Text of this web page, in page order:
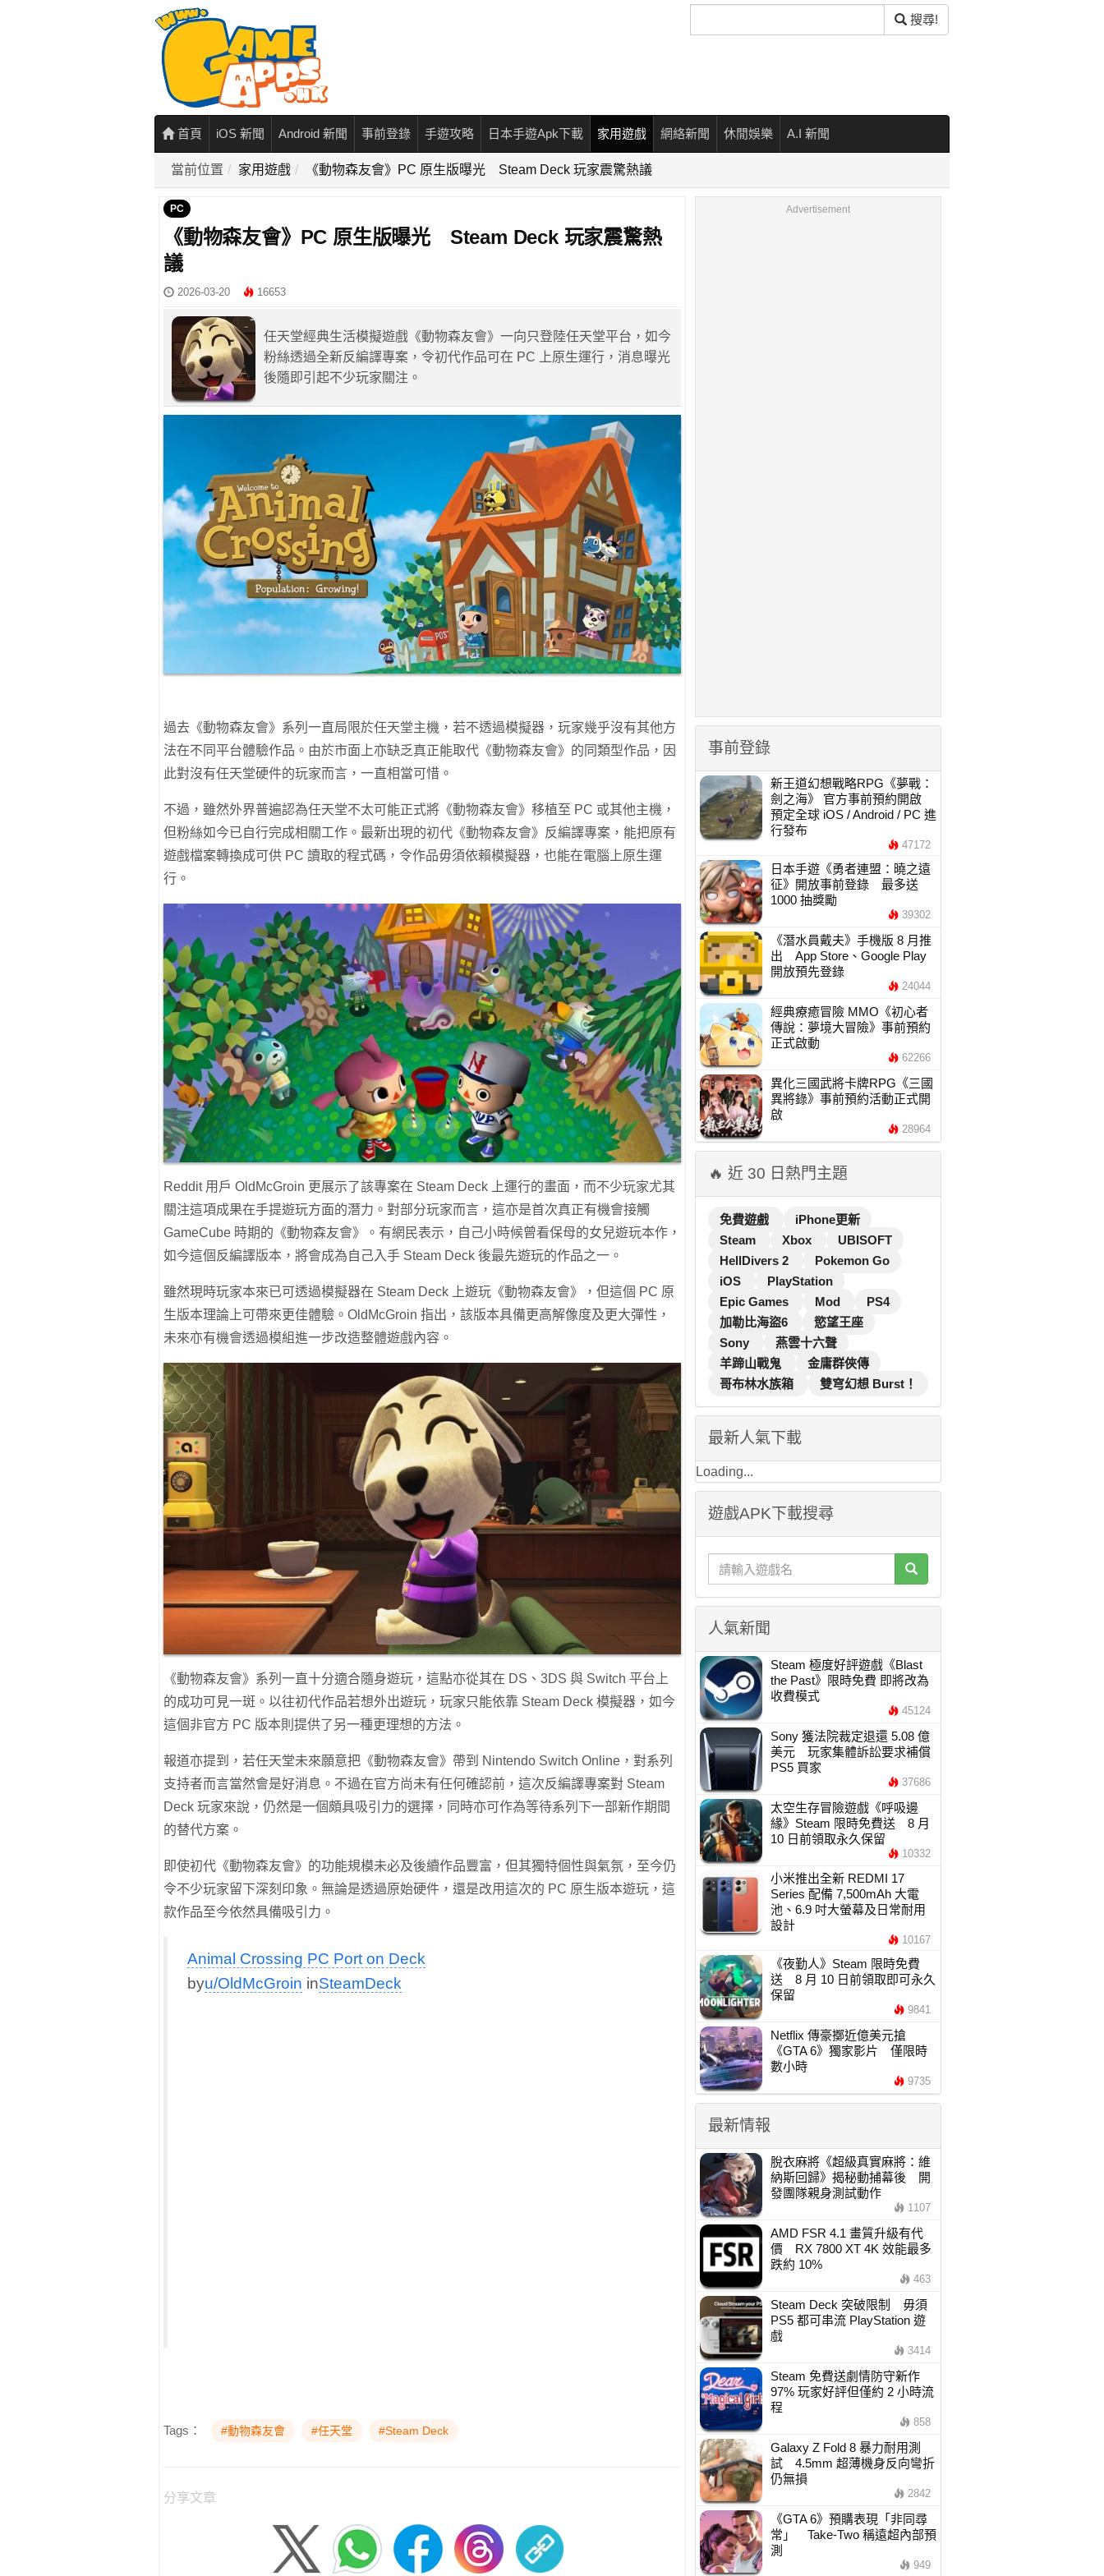
尋
搜尋!
首頁 iOS 新聞 Android 新聞 事前登錄 手遊攻略 日本手遊Apk下載 家用遊戲 網絡新聞 休閒娛樂 A.I 新聞
當前位置 家用遊戲 《動物森友會》PC 原生版曝光 Steam Deck 玩家震驚熱議
PC
《動物森友會》PC 原生版曝光 Steam Deck 玩家震驚熱
議
2026-03-20 16653
任天堂經典生活模擬遊戲《動物森友會》一向只登陸任天堂平台，如今
粉絲透過全新反編譯專案，令初代作品可在 PC 上原生運行，消息曝光
後隨即引起不少玩家關注。
過去《動物森友會》系列一直局限於任天堂主機，若不透過模擬器，玩家幾乎沒有其他方
法在不同平台體驗作品。由於市面上亦缺乏真正能取代《動物森友會》的同類型作品，因
此對沒有任天堂硬件的玩家而言，一直相當可惜。
不過，雖然外界普遍認為任天堂不太可能正式將《動物森友會》移植至 PC 或其他主機，
但粉絲如今已自行完成相關工作。最新出現的初代《動物森友會》反編譯專案，能把原有
遊戲檔案轉換成可供 PC 讀取的程式碼，令作品毋須依賴模擬器，也能在電腦上原生運
行。
Reddit 用戶 OldMcGroin 更展示了該專案在 Steam Deck 上運行的畫面，而不少玩家尤其
關注這項成果在手提遊玩方面的潛力。對部分玩家而言，這亦是首次真正有機會接觸
GameCube 時期的《動物森友會》。有網民表示，自己小時候曾看保母的女兒遊玩本作，
如今這個反編譯版本，將會成為自己入手 Steam Deck 後最先遊玩的作品之一。
雖然現時玩家本來已可透過模擬器在 Steam Deck 上遊玩《動物森友會》，但這個 PC 原
生版本理論上可帶來更佳體驗。OldMcGroin 指出，該版本具備更高解像度及更大彈性，
未來亦有機會透過模組進一步改造整體遊戲內容。
《動物森友會》系列一直十分適合隨身遊玩，這點亦從其在 DS、3DS 與 Switch 平台上
的成功可見一斑。以往初代作品若想外出遊玩，玩家只能依靠 Steam Deck 模擬器，如今
這個非官方 PC 版本則提供了另一種更理想的方法。
報道亦提到，若任天堂未來願意把《動物森友會》帶到 Nintendo Switch Online，對系列
支持者而言當然會是好消息。不過在官方尚未有任何確認前，這次反編譯專案對 Steam
Deck 玩家來說，仍然是一個頗具吸引力的選擇，同時亦可作為等待系列下一部新作期間
的替代方案。
即使初代《動物森友會》的功能規模未必及後續作品豐富，但其獨特個性與氣氛，至今仍
令不少玩家留下深刻印象。無論是透過原始硬件，還是改用這次的 PC 原生版本遊玩，這
款作品至今依然具備吸引力。
Animal Crossing PC Port on Deck
byu/OldMcGroin inSteamDeck
Tags： #動物森友會 #任天堂 #Steam Deck
分享文章
Advertisement
事前登錄
新王道幻想戰略RPG《夢戰：
劍之海》 官方事前預約開啟
預定全球 iOS / Android / PC 進
行發布
47172
日本手遊《勇者連盟：曉之遠
征》開放事前登錄 最多送
1000 抽獎勵
39302
《潛水員戴夫》手機版 8 月推
出 App Store、Google Play
開放預先登錄
24044
經典療癒冒險 MMO《初心者
傳說：夢境大冒險》事前預約
正式啟動
62266
異化三國武將卡牌RPG《三國
異將錄》事前預約活動正式開
啟
28964
🔥 近 30 日熱門主題
免費遊戲
iPhone更新
Steam
Xbox
UBISOFT
HellDivers 2
Pokemon Go
iOS
PlayStation
Epic Games
Mod
PS4
加勒比海盜6
慾望王座
Sony
燕雲十六聲
羊蹄山戰鬼
金庸群俠傳
哥布林水族箱
雙穹幻想 Burst！
最新人氣下載
Loading...
遊戲APK下載搜尋
人氣新聞
Steam 極度好評遊戲《Blast
the Past》限時免費 即將改為
收費模式
45124
Sony 獲法院裁定退還 5.08 億
美元 玩家集體訴訟要求補償
PS5 買家
37686
太空生存冒險遊戲《呼吸邊
緣》Steam 限時免費送 8 月
10 日前領取永久保留
10332
小米推出全新 REDMI 17
Series 配備 7,500mAh 大電
池、6.9 吋大螢幕及日常耐用
設計
10167
《夜勤人》Steam 限時免費
送 8 月 10 日前領取即可永久
保留
9841
Netflix 傳豪擲近億美元搶
《GTA 6》獨家影片 僅限時
數小時
9735
最新情報
脫衣麻將《超級真實麻將：維
納斯回歸》揭秘動捕幕後 開
發團隊親身測試動作
1107
AMD FSR 4.1 畫質升級有代
價 RX 7800 XT 4K 效能最多
跌約 10%
463
Steam Deck 突破限制 毋須
PS5 都可串流 PlayStation 遊
戲
3414
Steam 免費送劇情防守新作
97% 玩家好評但僅約 2 小時流
程
858
Galaxy Z Fold 8 暴力耐用測
試 4.5mm 超薄機身反向彎折
仍無損
2842
《GTA 6》預購表現「非同尋
常」 Take-Two 稱遠超內部預
測
949